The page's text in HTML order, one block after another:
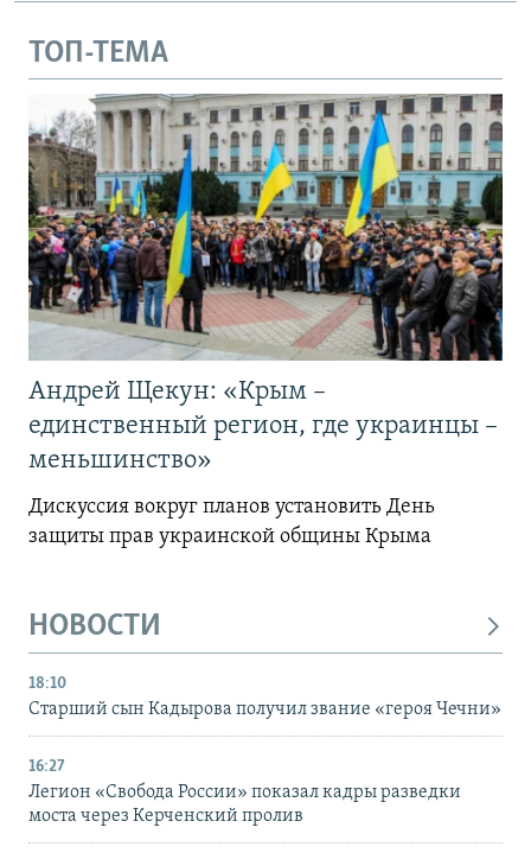
ТОП-ТЕМА
Андрей Щекун: «Крым –
единственный регион, где украинцы –
меньшинство»
Дискуссия вокруг планов установить День
защиты прав украинской общины Крыма
НОВОСТИ
18:10
Старший сын Кадырова получил звание «героя Чечни»
16:27
Легион «Свобода России» показал кадры разведки
моста через Керченский пролив